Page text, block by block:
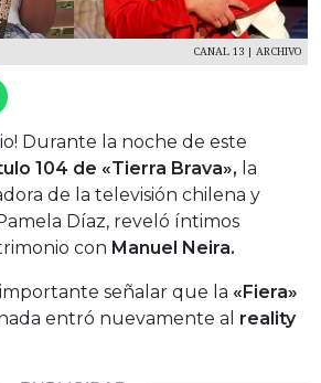
CANAL 13 | ARCHIVO
Durante la noche de este
104 de «Tierra Brava», la
de la televisión chilena y
Díaz, reveló íntimos
con Manuel Neira.
importante señalar que la «Fiera»
entró nuevamente al reality